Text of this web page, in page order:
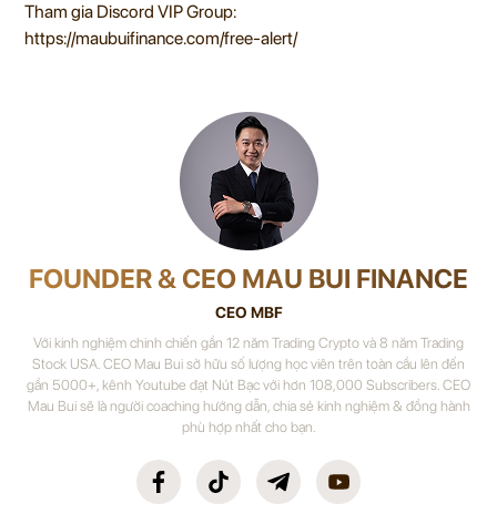
Tham gia Discord VIP Group:
https://maubuifinance.com/free-alert/
FOUNDER & CEO MAU BUI FINANCE
CEO MBF
Với kinh nghiệm chinh chiến gần 12 năm Trading Crypto và 8 năm Trading
Stock USA. CEO Mau Bui sở hữu số lượng học viên trên toàn cầu lên đến
gần 5000+, kênh Youtube đạt Nút Bạc với hơn 108,000 Subscribers. CEO
Mau Bui sẽ là người coaching hướng dẫn, chia sẻ kinh nghiệm & đồng hành
phù hợp nhất cho bạn.